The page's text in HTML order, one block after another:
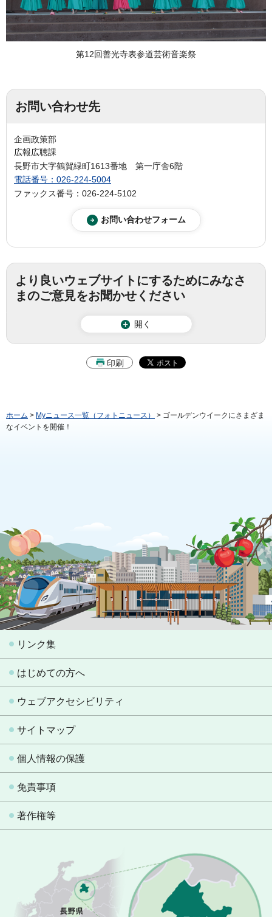
第12回善光寺表参道芸術音楽祭
お問い合わせ先
企画政策部
広報広聴課
長野市大字鶴賀緑町1613番地 第一庁舎6階
電話番号：026-224-5004
ファックス番号：026-224-5102
より良いウェブサイトにするためにみなさ
まのご意見をお聞かせください
開く
印刷
ホーム > Myニュース一覧（フォトニュース）
> ゴールデンウイークにさまざま
なイベントを開催！
リンク集
はじめての方へ
ウェブアクセシビリティ
サイトマップ
個人情報の保護
免責事項
著作権等